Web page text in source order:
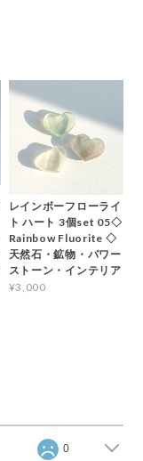
レインボーフローライ
ト ハート 3個set 05◇
Rainbow Fluorite ◇
天然石・鉱物・パワー
ストーン・インテリア
¥3,000
0